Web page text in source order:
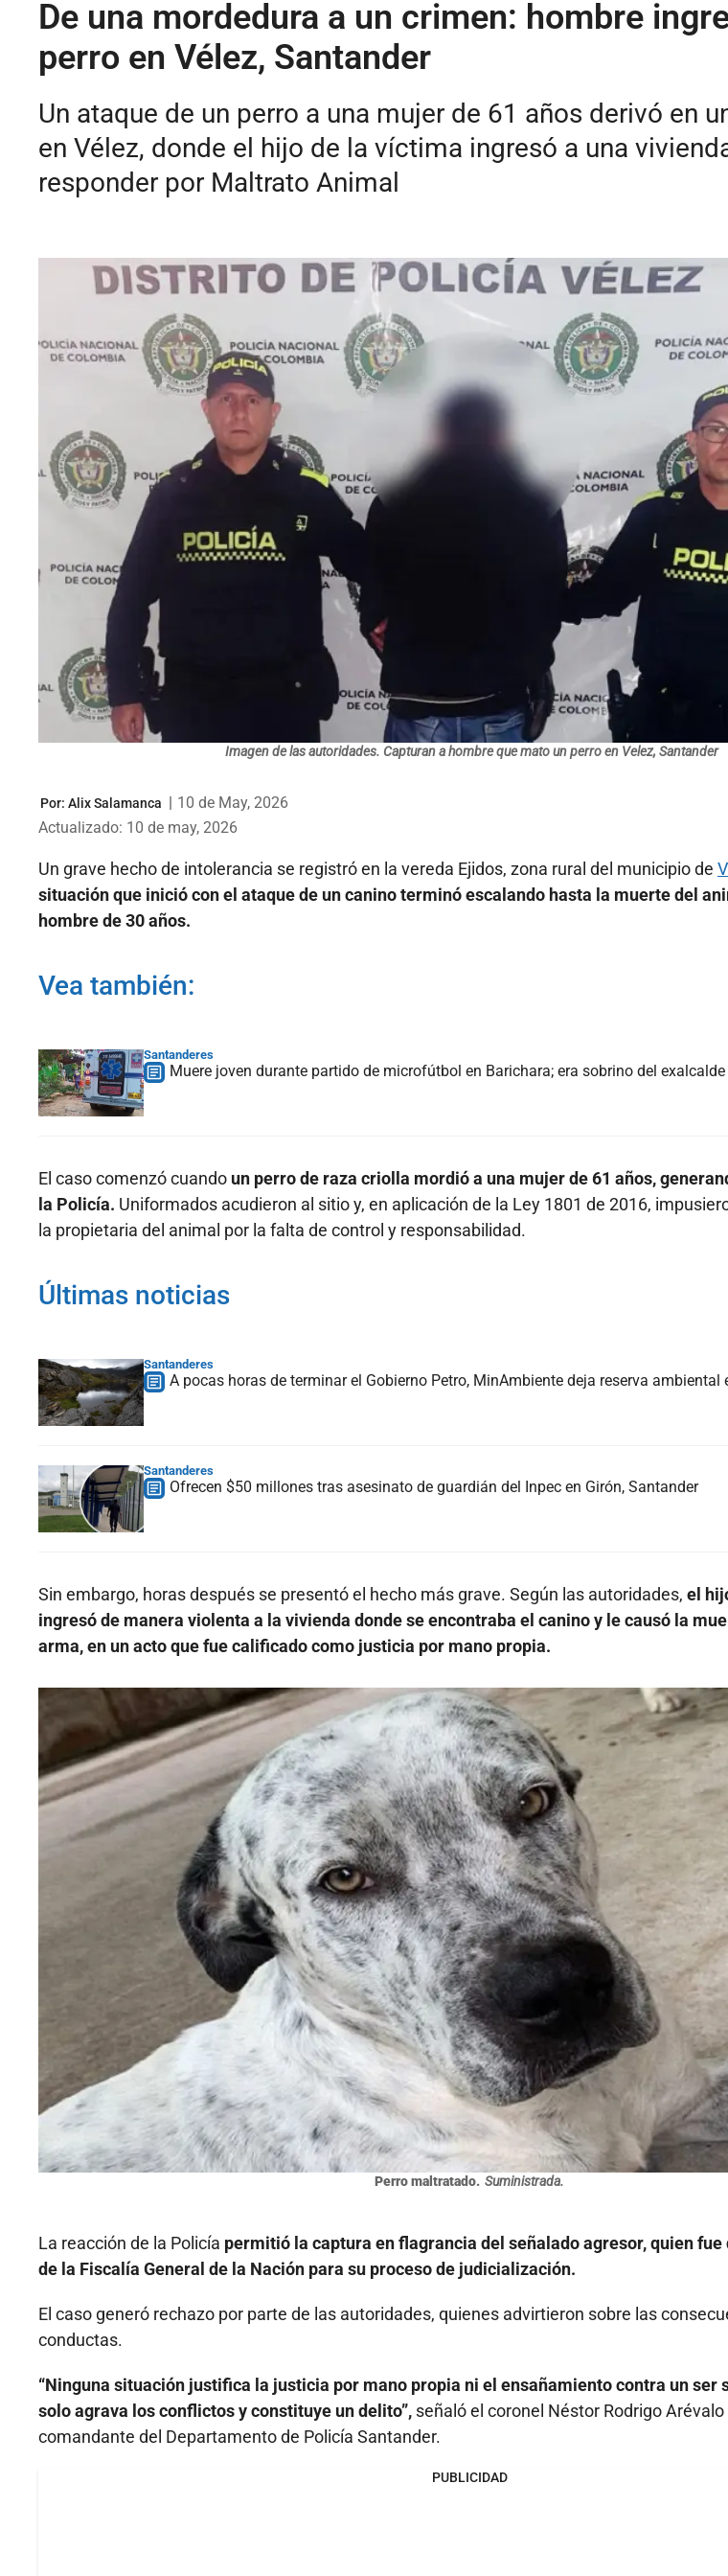
De una mordedura a un crimen: hombre
perro en Vélez, Santander
Un ataque de un perro a una mujer de 61 años derivó en
en Vélez, donde el hijo de la víctima ingresó a una
responder por Maltrato Animal
Imagen de las autoridades. Capturan a hombre que mato un perro en Velez, Santander
Por: Alix Salamanca | 10 de May, 2026
Actualizado: 10 de may, 2026
Un grave hecho de intolerancia se registró en la vereda Ejidos, zona rural del municipio de
situación que inició con el ataque de un canino terminó escalando hasta la muerte del
hombre de 30 años.
Vea también:
Santanderes
Muere joven durante partido de microfútbol en Barichara; era sobrino del exalcalde
El caso comenzó cuando un perro de raza criolla mordió a una mujer de 61 años,
la Policía. Uniformados acudieron al sitio y, en aplicación de la Ley 1801 de 2016,
la propietaria del animal por la falta de control y responsabilidad.
Últimas noticias
Santanderes
A pocas horas de terminar el Gobierno Petro, MinAmbiente deja reserva ambiental
Santanderes
Ofrecen $50 millones tras asesinato de guardián del Inpec en Girón, Santander
Sin embargo, horas después se presentó el hecho más grave. Según las autoridades, el
ingresó de manera violenta a la vivienda donde se encontraba el canino y le causó la
arma, en un acto que fue calificado como justicia por mano propia.
Perro maltratado. Suministrada.
La reacción de la Policía permitió la captura en flagrancia del señalado agresor, quien
de la Fiscalía General de la Nación para su proceso de judicialización.
El caso generó rechazo por parte de las autoridades, quienes advirtieron sobre las
conductas.
“Ninguna situación justifica la justicia por mano propia ni el ensañamiento contra un ser
solo agrava los conflictos y constituye un delito”, señaló el coronel Néstor Rodrigo
comandante del Departamento de Policía Santander.
PUBLICIDAD